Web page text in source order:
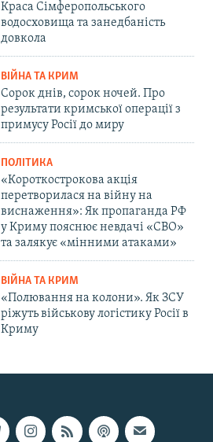
Краса Сімферопольського
водосховища та занедбаність
довкола
ВІЙНА ТА КРИМ
Сорок днів, сорок ночей. Про
результати кримської операції з
примусу Росії до миру
ПОЛІТИКА
«Короткострокова акція
перетворилася на війну на
виснаження»: Як пропаганда РФ
у Криму пояснює невдачі «СВО»
та залякує «мінними атаками»
ВІЙНА ТА КРИМ
«Полювання на колони». Як ЗСУ
ріжуть військову логістику Росії в
Криму